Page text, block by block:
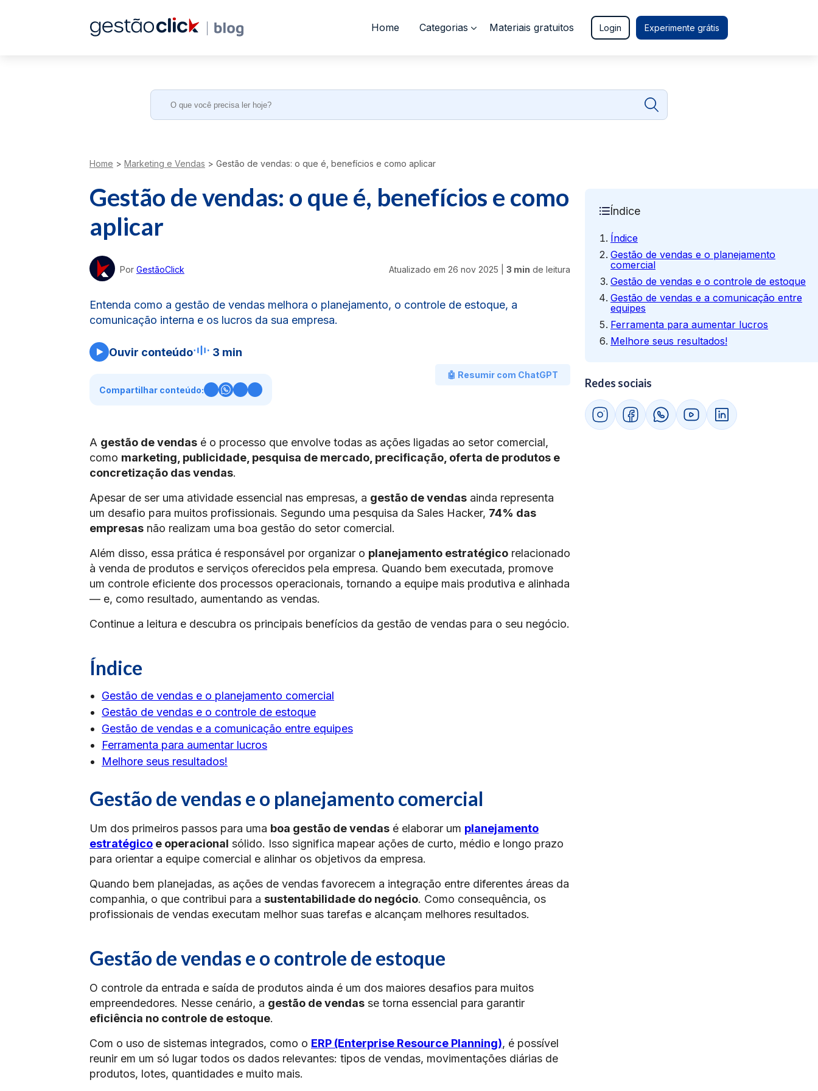
Home Categorias Materiais gratuitos Login Experimente grátis
Search
Home > Marketing e Vendas > Gestão de vendas: o que é, benefícios e como aplicar
Gestão de vendas: o que é, benefícios e como
aplicar
Por GestãoClick Atualizado em 26 nov 2025 3 min de leitura
Entenda como a gestão de vendas melhora o planejamento, o controle de estoque, a
comunicação interna e os lucros da sua empresa.
Ouvir conteúdo 3 min
🤖 Resumir com ChatGPT
Compartilhar conteúdo:
A gestão de vendas é o processo que envolve todas as ações ligadas ao setor comercial,
como marketing, publicidade, pesquisa de mercado, precificação, oferta de produtos e
concretização das vendas.
Apesar de ser uma atividade essencial nas empresas, a gestão de vendas ainda representa
um desafio para muitos profissionais. Segundo uma pesquisa da Sales Hacker, 74% das
empresas não realizam uma boa gestão do setor comercial.
Além disso, essa prática é responsável por organizar o planejamento estratégico relacionado
à venda de produtos e serviços oferecidos pela empresa. Quando bem executada, promove
um controle eficiente dos processos operacionais, tornando a equipe mais produtiva e alinhada
— e, como resultado, aumentando as vendas.
Continue a leitura e descubra os principais benefícios da gestão de vendas para o seu negócio.
Índice
Gestão de vendas e o planejamento comercial
Gestão de vendas e o controle de estoque
Gestão de vendas e a comunicação entre equipes
Ferramenta para aumentar lucros
Melhore seus resultados!
Gestão de vendas e o planejamento comercial
Um dos primeiros passos para uma boa gestão de vendas é elaborar um planejamento
estratégico e operacional sólido. Isso significa mapear ações de curto, médio e longo prazo
para orientar a equipe comercial e alinhar os objetivos da empresa.
Quando bem planejadas, as ações de vendas favorecem a integração entre diferentes áreas da
companhia, o que contribui para a sustentabilidade do negócio. Como consequência, os
profissionais de vendas executam melhor suas tarefas e alcançam melhores resultados.
Gestão de vendas e o controle de estoque
O controle da entrada e saída de produtos ainda é um dos maiores desafios para muitos
empreendedores. Nesse cenário, a gestão de vendas se torna essencial para garantir
eficiência no controle de estoque.
Com o uso de sistemas integrados, como o ERP (Enterprise Resource Planning), é possível
reunir em um só lugar todos os dados relevantes: tipos de vendas, movimentações diárias de
produtos, lotes, quantidades e muito mais.
Índice
Índice
Gestão de vendas e o planejamento
comercial
Gestão de vendas e o controle de estoque
Gestão de vendas e a comunicação entre
equipes
Ferramenta para aumentar lucros
Melhore seus resultados!
Redes sociais